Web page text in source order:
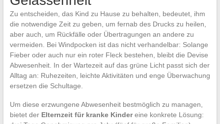
Zu entscheiden, das Kind zu Hause zu behalten, bedeutet, ihm
die notwendige Zeit zu geben, um fernab des Drucks zu heilen,
aber auch, um Rückfälle oder Übertragungen an andere zu
vermeiden. Bei Windpocken ist das nicht verhandelbar: Solange
Fieber oder auch nur ein roter Fleck bestehen, bleibt die Devise
Abwesenheit. In der Wartezeit auf das grüne Licht passt sich der
Alltag an: Ruhezeiten, leichte Aktivitäten und enge Überwachung
ersetzen die Schultage.
Um diese erzwungene Abwesenheit bestmöglich zu managen,
bietet der Elternzeit für kranke Kindereine konkrete Lösung: